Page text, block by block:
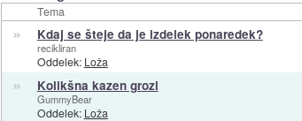
Tema
» Kdaj se šteje da je izdelek ponaredek?
recikliran
Oddelek: Loža
» Kolikšna kazen grozi
GummyBear
Oddelek: Loža